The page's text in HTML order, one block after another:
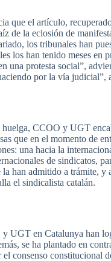
que el artículo,
de la eclosión de
, los tribunales han
los han tenido meses en
una protesta social”,
porla vía judicial”,
huelga, CCOO y UGT
que en el momento de
: una hacia la
de sindicatos,
la han admitido a trámite, y
el sindicalista catalán.
y UGT en Catalunya han
, se ha plantado en
el consenso constitucional